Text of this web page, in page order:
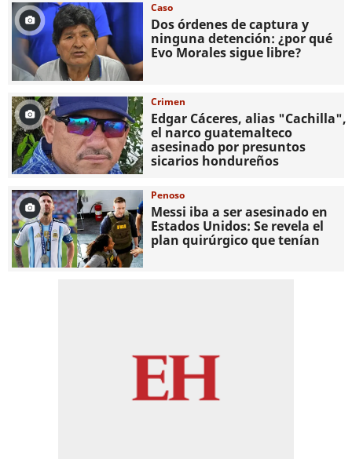
Caso
Dos órdenes de captura y
ninguna detención: ¿por qué
Evo Morales sigue libre?
Crimen
Edgar Cáceres, alias "Cachilla",
el narco guatemalteco
asesinado por presuntos
sicarios hondureños
Penoso
Messi iba a ser asesinado en
Estados Unidos: Se revela el
plan quirúrgico que tenían